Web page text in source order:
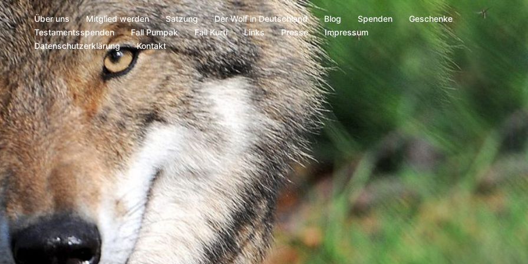
Über uns Mitglied werden Satzung Der Wolf in Deutschland Blog Spenden
Geschenke
Testamentsspenden
Fall Pumpak Fall Kurti Links Presse
Impressum
Datenschutzerklärung
Kontakt